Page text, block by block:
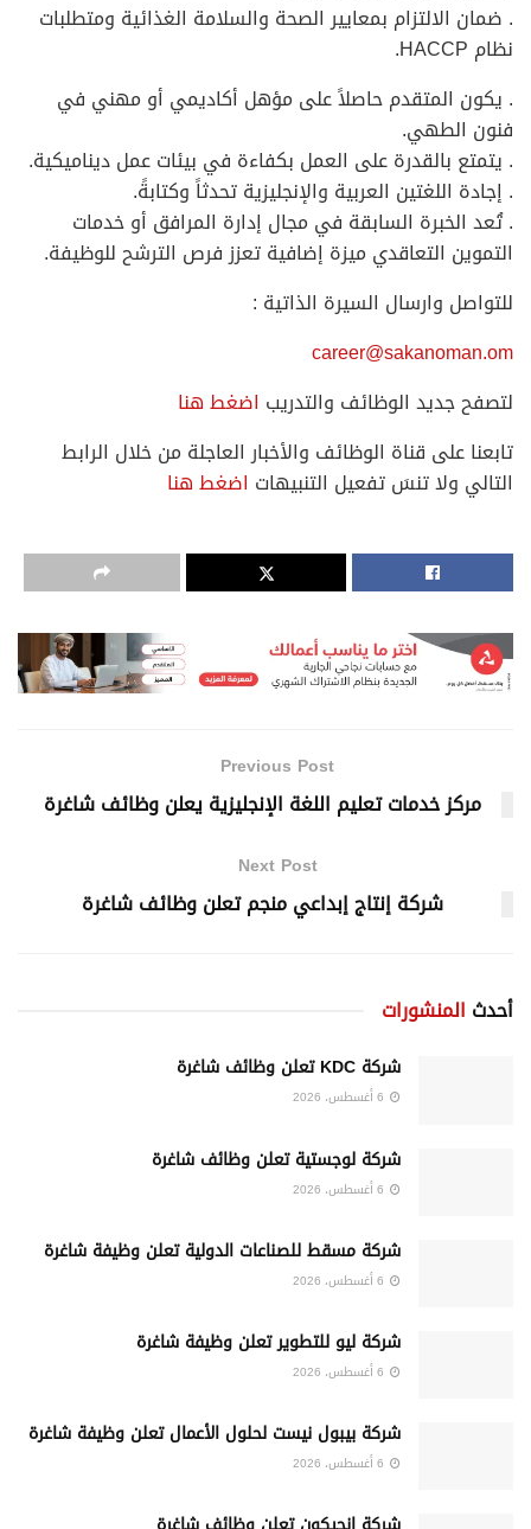
. ضمان الالتزام بمعايير الصحة والسلامة الغذائية ومتطلبات
نظام HACCP.
. يكون المتقدم حاصلاً على مؤهل أكاديمي أو مهني في
فنون الطهي.
. يتمتع بالقدرة على العمل بكفاءة في بيئات عمل ديناميكية.
. إجادة اللغتين العربية والإنجليزية تحدثاً وكتابةً.
. تُعد الخبرة السابقة في مجال إدارة المرافق أو خدمات
التموين التعاقدي ميزة إضافية تعزز فرص الترشح للوظيفة.
للتواصل وارسال السيرة الذاتية :
career@sakanoman.om
لتصفح جديد الوظائف والتدريب اضغط هنا
تابعنا على قناة الوظائف والأخبار العاجلة من خلال الرابط
التالي ولا تنسَ تفعيل التنبيهات اضغط هنا
Previous Post
مركز خدمات تعليم اللغة الإنجليزية يعلن وظائف شاغرة
Next Post
شركة إنتاج إبداعي منجم تعلن وظائف شاغرة
أحدث المنشورات
شركة KDC تعلن وظائف شاغرة
شركة لوجستية تعلن وظائف شاغرة
شركة مسقط للصناعات الدولية تعلن وظيفة شاغرة
شركة ليو للتطوير تعلن وظيفة شاغرة
شركة بيبول نيست لحلول الأعمال تعلن وظيفة شاغرة